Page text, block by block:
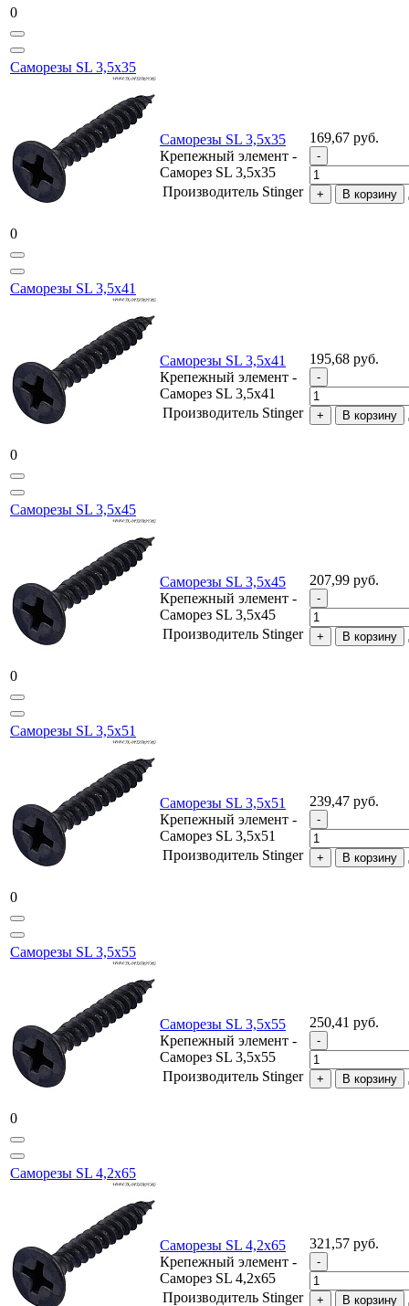
0
Саморезы SL 3,5х35
0
Саморезы SL 3,5х35
Крепежный элемент -
Саморез SL 3,5х35
Производитель Stinger
169,67 руб.
В корзину
Саморезы SL 3,5х41
0
Саморезы SL 3,5х41
Крепежный элемент -
Саморез SL 3,5х41
Производитель Stinger
195,68 руб.
В корзину
Саморезы SL 3,5х45
0
Саморезы SL 3,5х45
Крепежный элемент -
Саморез SL 3,5х45
Производитель Stinger
207,99 руб.
В корзину
Саморезы SL 3,5х51
0
Саморезы SL 3,5х51
Крепежный элемент -
Саморез SL 3,5х51
Производитель Stinger
239,47 руб.
В корзину
Саморезы SL 3,5х55
0
Саморезы SL 3,5х55
Крепежный элемент -
Саморез SL 3,5х55
Производитель Stinger
250,41 руб.
В корзину
Саморезы SL 4,2х65
Саморезы SL 4,2х65
Крепежный элемент -
Саморез SL 4,2х65
Производитель Stinger
321,57 руб.
В корзину